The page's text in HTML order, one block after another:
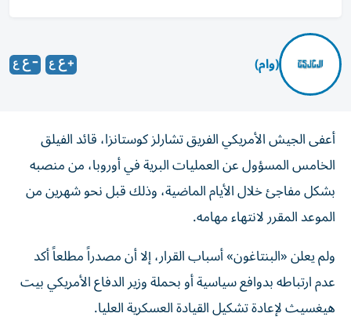
(وام)
أعفى الجيش الأمريكي الفريق تشارلز كوستانزا، قائد الفيلق
الخامس المسؤول عن العمليات البرية في أوروبا، من منصبه
بشكل مفاجئ خلال الأيام الماضية، وذلك قبل نحو شهرين من
الموعد المقرر لانتهاء مهامه.
ولم يعلن «البنتاغون» أسباب القرار، إلا أن مصدراً مطلعاً أكد
عدم ارتباطه بدوافع سياسية أو بحملة وزير الدفاع الأمريكي بيت
هيغسيث لإعادة تشكيل القيادة العسكرية العليا.